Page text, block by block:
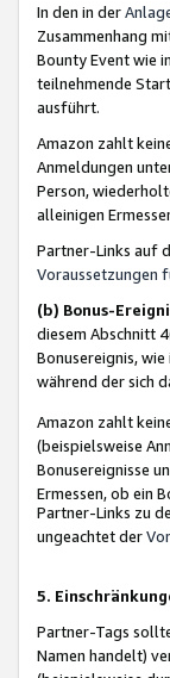
In den in der
Zusammenhang mit
Bounty Event wie
teilnehmende
ausführt.
Amazon zahlt
Anmeldungen
Person,
alleinigen
Partner-Links auf
Voraussetzungen
(b) Bonus-
diesem Abschnitt
Bonusereignis,
während der sich
Amazon zahlt
(beispielsweise
Bonusereignisse
Ermessen, ob ein
Partner-Links zu
ungeachtet der
5.
Partner-Tags
Namen handelt)